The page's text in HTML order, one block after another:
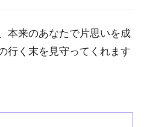
本来のあなたで片思いを成
行く末を見守ってくれます